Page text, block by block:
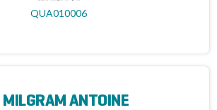
QUA010006
MILGRAM ANTOINE